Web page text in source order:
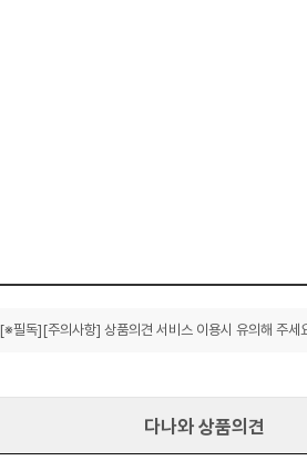
[※필독][주의사항] 상품의견 서비스 이용시 유의해 주세
다나와 상품의견